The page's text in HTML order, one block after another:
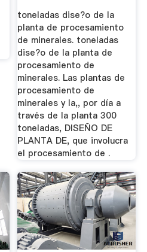
toneladas dise?o de la
planta de procesamiento
de minerales. toneladas
dise?o de la planta de
procesamiento de
minerales. Las plantas de
procesamiento de
minerales y la,, por día a
través de la planta 300
toneladas, DISEÑO DE
PLANTA DE, que involucra
el procesamiento de .